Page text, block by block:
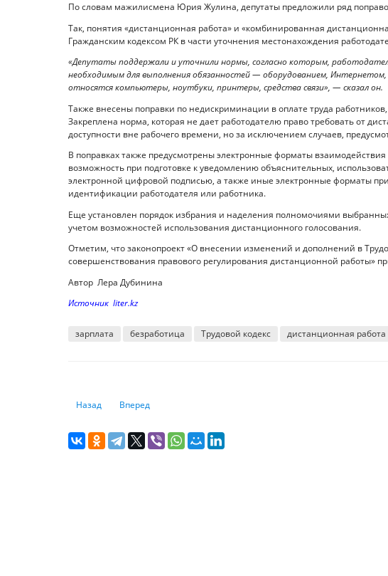
По словам мажилисмена Юрия Жулина, депутаты предложили ряд
Так, понятия «дистанционная работа» и «комбинированная
Гражданским кодексом РК в части уточнения местонахождения
«Депутаты поддержали и уточнили нормы, согласно которым,
необходимым для выполнения обязанностей — оборудованием,
относятся компьютеры, ноутбуки, принтеры, средства связи», — сказал он.
Также внесены поправки по недискриминации в оплате труда
Закреплена норма, которая не дает работодателю право требовать от
доступности вне рабочего времени, но за исключением случаев,
В поправках также предусмотрены электронные форматы взаимодействия
возможность при подготовке к уведомлению объяснительных,
электронной цифровой подписью, а также иные электронные форматы
идентификации работодателя или работника.
Еще установлен порядок избрания и наделения полномочиями
учетом возможностей использования дистанционного голосования.
Отметим, что законопроект «О внесении изменений и дополнений в
совершенствования правового регулирования дистанционной работы»
Автор Лера Дубинина
Источник liter.kz
зарплата безработица Трудовой кодекс дистанционная работа
Предыдущий: В каких странах самый высокий уровень безопасности в
Назад Следующий: В Турции изменили систему "все включено"
Вперед